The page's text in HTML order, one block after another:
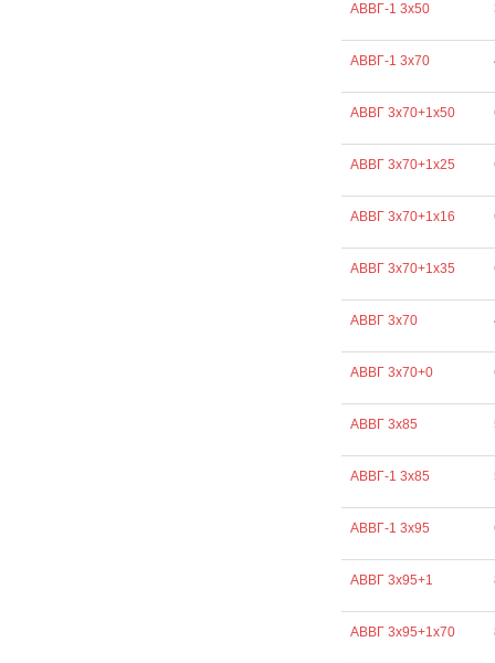
АВВГ-1 3х50
АВВГ-1 3х70
АВВГ 3х70+1х50
АВВГ 3х70+1х25
АВВГ 3х70+1х16
АВВГ 3х70+1х35
АВВГ 3х70
АВВГ 3х70+0
АВВГ 3х85
АВВГ-1 3х85
АВВГ-1 3х95
АВВГ 3х95+1
АВВГ 3х95+1х70